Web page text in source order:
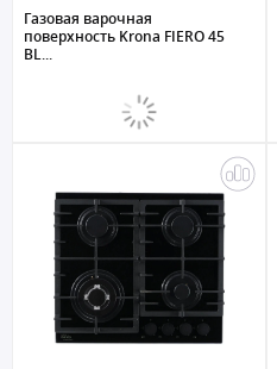
Газовая варочная
поверхность Krona FIERO 45
BL...